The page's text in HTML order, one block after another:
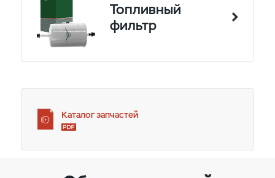
Топливный
фильтр
Каталог запчастей